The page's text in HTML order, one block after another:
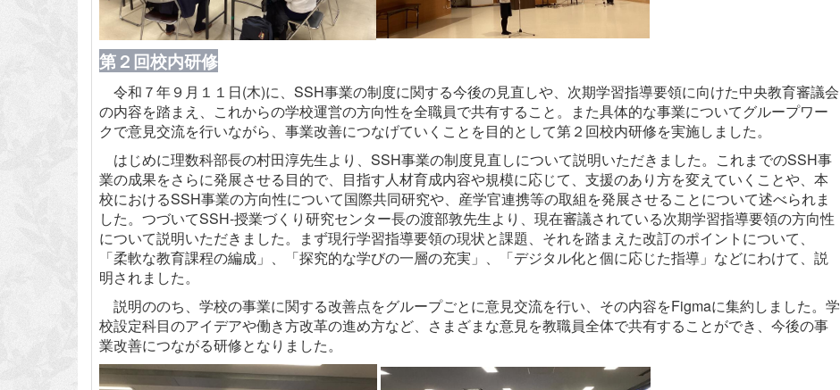
第２回校内研修
令和７年９月１１日(木)に、SSH事業の制度に関する今後の見直しや、次期学習指導要領に向けた中央教育審議会
の内容を踏まえ、これからの学校運営の方向性を全職員で共有すること。また具体的な事業についてグループワー
クで意見交流を行いながら、事業改善につなげていくことを目的として第２回校内研修を実施しました。
はじめに理数科部長の村田淳先生より、SSH事業の制度見直しについて説明いただきました。これまでのSSH事
業の成果をさらに発展させる目的で、目指す人材育成内容や規模に応じて、支援のあり方を変えていくことや、本
校におけるSSH事業の方向性について国際共同研究や、産学官連携等の取組を発展させることについて述べられま
した。つづいてSSH-授業づくり研究センター長の渡部敦先生より、現在審議されている次期学習指導要領の方向性
について説明いただきました。まず現行学習指導要領の現状と課題、それを踏まえた改訂のポイントについて、
「柔軟な教育課程の編成」、「探究的な学びの一層の充実」、「デジタル化と個に応じた指導」などにわけて、説
明されました。
説明ののち、学校の事業に関する改善点をグループごとに意見交流を行い、その内容をFigmaに集約しました。学
校設定科目のアイデアや働き方改革の進め方など、さまざまな意見を教職員全体で共有することができ、今後の事
業改善につながる研修となりました。